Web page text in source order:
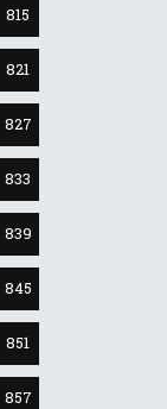
815
821
827
833
839
845
851
857